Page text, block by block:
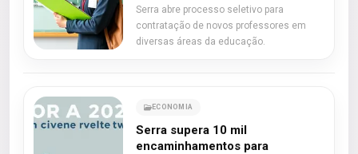
Serra abre processo seletivo para
contratação de novos professores em
diversas áreas da educação.
ECONOMIA
Serra supera 10 mil
encaminhamentos para